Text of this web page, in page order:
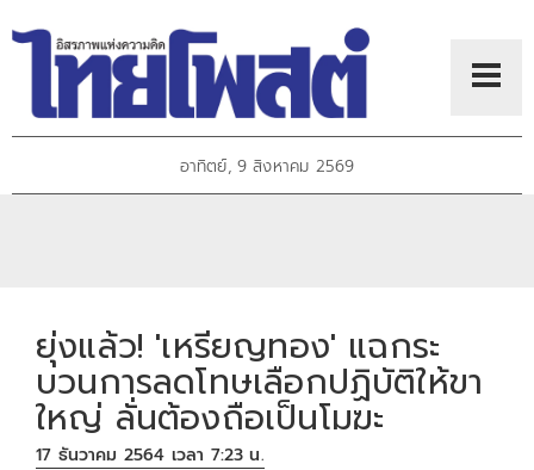
อาทิตย์, 9 สิงหาคม 2569
ยุ่งแล้ว! 'เหรียญทอง' แฉกระ
บวนการลดโทษเลือกปฏิบัติให้ขา
ใหญ่ ลั่นต้องถือเป็นโมฆะ
17 ธันวาคม 2564 เวลา 7:23 น.